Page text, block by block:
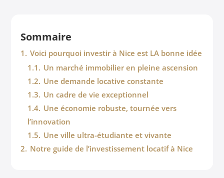
Sommaire
1. Voici pourquoi investir à Nice est LA bonne idée
1.1. Un marché immobilier en pleine ascension
1.2. Une demande locative constante
1.3. Un cadre de vie exceptionnel
1.4. Une économie robuste, tournée vers
l’innovation
1.5. Une ville ultra-étudiante et vivante
2. Notre guide de l’investissement locatif à Nice